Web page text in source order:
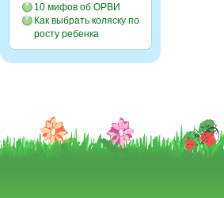
10 мифов об ОРВИ
Как выбрать коляску по
росту ребенка